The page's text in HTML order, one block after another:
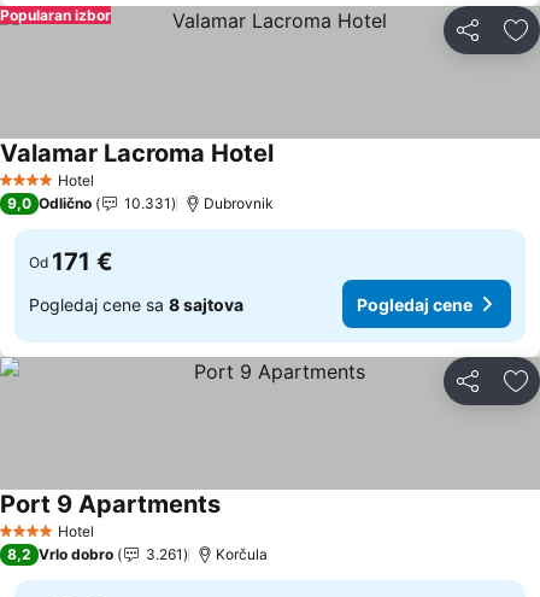
Deli
Popularan izbor
4 ZvezdiceHotel
Valamar Lacroma Hotel
9,0 Odlično 10.331 Dubrovnik
Od 171 €
Pogledaj cene sa 8 sajtova Pogledaj cene
Deli
4 ZvezdiceHotel
Port 9 Apartments
8,2 Vrlo dobro 3.261 Korčula